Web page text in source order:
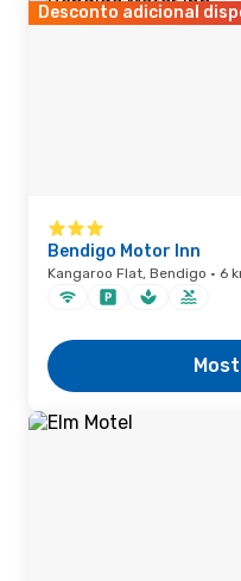
Desconto adicional
Bendigo Motor Inn
Kangaroo Flat, Bendigo · 6